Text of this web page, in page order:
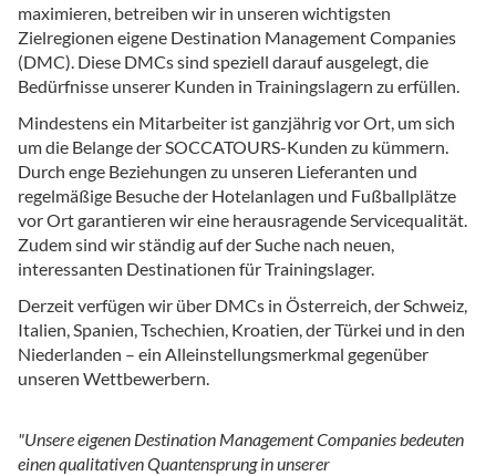
maximieren, betreiben wir in unseren wichtigsten
Zielregionen eigene Destination Management Companies
(DMC). Diese DMCs sind speziell darauf ausgelegt, die
Bedürfnisse unserer Kunden in Trainingslagern zu erfüllen.
Mindestens ein Mitarbeiter ist ganzjährig vor Ort, um sich
um die Belange der SOCCATOURS-Kunden zu kümmern.
Durch enge Beziehungen zu unseren Lieferanten und
regelmäßige Besuche der Hotelanlagen und Fußballplätze
vor Ort garantieren wir eine herausragende Servicequalität.
Zudem sind wir ständig auf der Suche nach neuen,
interessanten Destinationen für Trainingslager.
Derzeit verfügen wir über DMCs in Österreich, der Schweiz,
Italien, Spanien, Tschechien, Kroatien, der Türkei und in den
Niederlanden – ein Alleinstellungsmerkmal gegenüber
unseren Wettbewerbern.
"Unsere eigenen Destination Management Companies bedeuten
einen qualitativen Quantensprung in unserer